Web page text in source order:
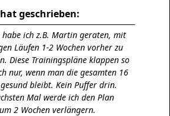
geschrieben:
habe ich z.B. Martin geraten, mit
Läufen 1-2 Wochen vorher zu
Diese Trainingspläne klappen so
nur, wenn man die gesamten 16
bleibt. Kein Puffer drin.
Mal werde ich den Plan
2 Wochen verlängern.